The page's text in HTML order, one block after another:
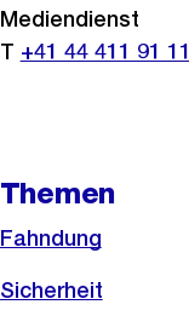
Mediendienst
T +41 44 411 91 11
Themen
Fahndung
Sicherheit